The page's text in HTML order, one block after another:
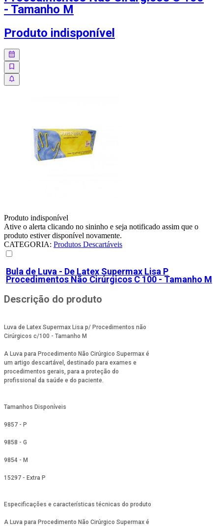
- Tamanho M
Produto indisponível
Produto indisponível
Ative o alerta clicando no sininho e seja notificado assim que o
produto estiver disponível novamente.
CATEGORIA: Produtos Descartáveis
Bula de Luva - De Latex Supermax Lisa P
Procedimentos Não Cirúrgicos C 100 - Tamanho M
Descrição do produto
Luva de Latex Supermax Lisa p/ Procedimentos não
Cirúrgicos c/100 - Tamanho M
A Luva para Procedimento Não Cirúrgico Supermax é
um artigo descartável, destinado para exames e
procedimentos gerais, para a proteção do
profissional da saúde e do paciente.
Tamanhos Disponíveis
9857 - P
9858 - G
9854 - M
15297 - Extra P
Especificações e características técnicas do produto
A Luva para Procedimento Não Cirúrgico Supermax é